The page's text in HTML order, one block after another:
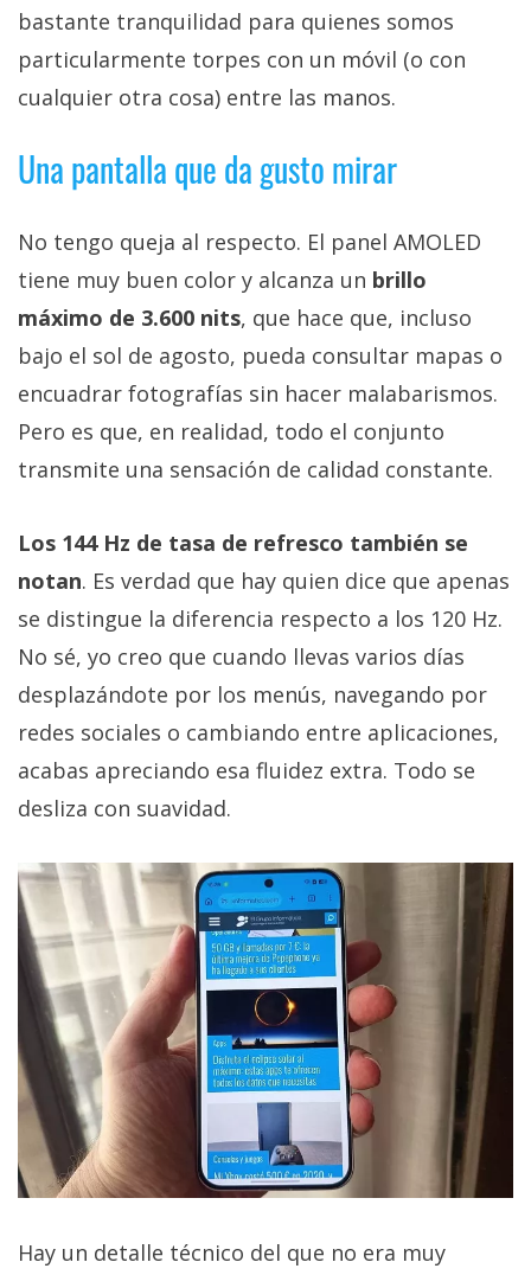
bastante tranquilidad para quienes somos
particularmente torpes con un móvil (o con
cualquier otra cosa) entre las manos.
Una pantalla que da gusto mirar
No tengo queja al respecto. El panel AMOLED
tiene muy buen color y alcanza un brillo
máximo de 3.600 nits, que hace que, incluso
bajo el sol de agosto, pueda consultar mapas o
encuadrar fotografías sin hacer malabarismos.
Pero es que, en realidad, todo el conjunto
transmite una sensación de calidad constante.
Los 144 Hz de tasa de refresco también se
notan. Es verdad que hay quien dice que apenas
se distingue la diferencia respecto a los 120 Hz.
No sé, yo creo que cuando llevas varios días
desplazándote por los menús, navegando por
redes sociales o cambiando entre aplicaciones,
acabas apreciando esa fluidez extra. Todo se
desliza con suavidad.
Hay un detalle técnico del que no era muy